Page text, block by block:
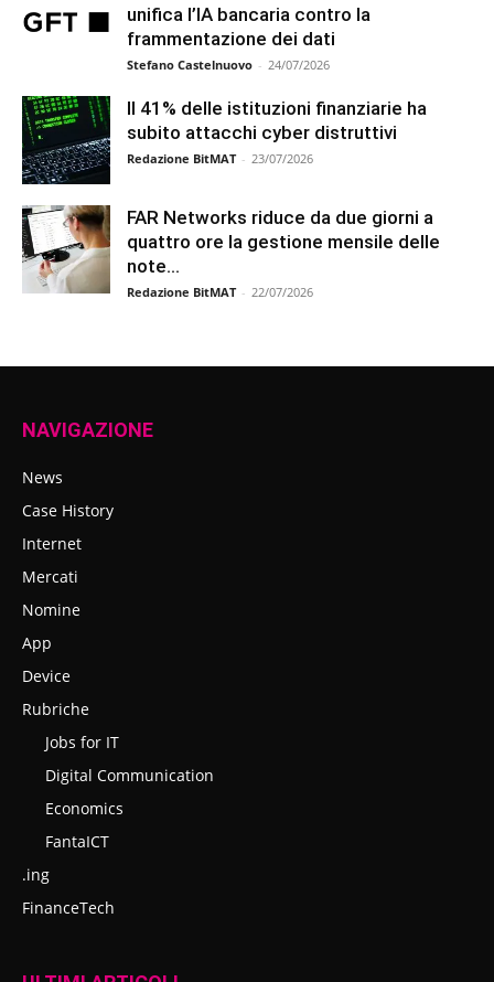
unifica l’IA bancaria contro la
frammentazione dei dati
Stefano Castelnuovo - 24/07/2026
Il 41% delle istituzioni finanziarie ha
subito attacchi cyber distruttivi
Redazione BitMAT - 23/07/2026
FAR Networks riduce da due giorni a
quattro ore la gestione mensile delle
note...
Redazione BitMAT - 22/07/2026
NAVIGAZIONE
News
Case History
Internet
Mercati
Nomine
App
Device
Rubriche
Jobs for IT
Digital Communication
Economics
FantaICT
.ing
FinanceTech